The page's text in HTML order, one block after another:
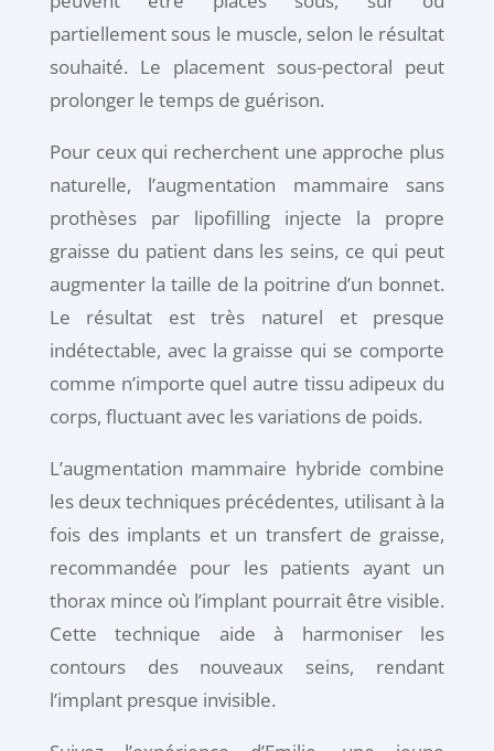
partiellement sous le muscle, selon le résultat
souhaité. Le placement sous-pectoral peut
prolonger le temps de guérison.
Pour ceux qui recherchent une approche plus
naturelle, l’augmentation mammaire sans
prothèses par lipofilling injecte la propre
graisse du patient dans les seins, ce qui peut
augmenter la taille de la poitrine d’un bonnet.
Le résultat est très naturel et presque
indétectable, avec la graisse qui se comporte
comme n’importe quel autre tissu adipeux du
corps, fluctuant avec les variations de poids.
L’augmentation mammaire hybride combine
les deux techniques précédentes, utilisant à la
fois des implants et un transfert de graisse,
recommandée pour les patients ayant un
thorax mince où l’implant pourrait être visible.
Cette technique aide à harmoniser les
contours des nouveaux seins, rendant
l’implant presque invisible.